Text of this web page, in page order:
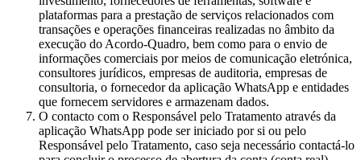
plataformas para a prestação de serviços relacionados com
transações e operações financeiras realizadas no âmbito da
execução do Acordo-Quadro, bem como para o envio de
informações comerciais por meios de comunicação eletrónica,
consultores jurídicos, empresas de auditoria, empresas de
consultoria, o fornecedor da aplicação WhatsApp e entidades
que fornecem servidores e armazenam dados.
O contacto com o Responsável pelo Tratamento através da
aplicação WhatsApp pode ser iniciado por si ou pelo
Responsável pelo Tratamento, caso seja necessário contactá-lo